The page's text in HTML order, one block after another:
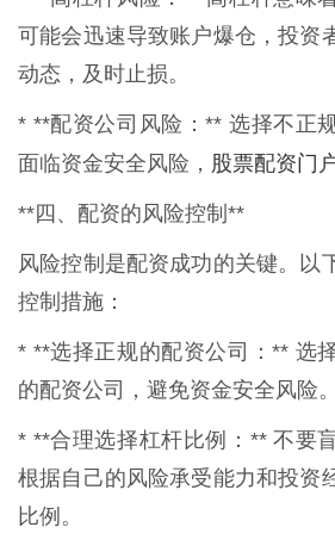
可能会迅速导致账户爆仓，投资
动态，及时止损。
* **配资公司风险：** 选择不正
面临资金安全风险， 股票配资门
**四、配资的风险控制**
风险控制是配资成功的关键。以
控制措施：
* **选择正规的配资公司：** 选
的配资公司，避免资金安全风险。
* **合理选择杠杆比例：** 不要
根据自己的风险承受能力和投资
比例。